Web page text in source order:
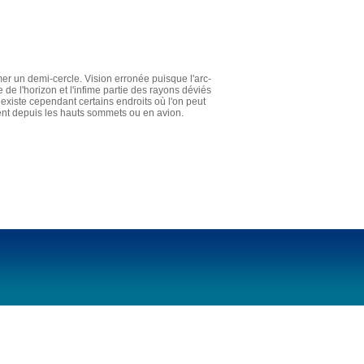
un demi-cercle. Vision erronée puisque l'arc-
l'horizon et l'infime partie des rayons déviés
cependant certains endroits où l'on peut
depuis les hauts sommets ou en avion.